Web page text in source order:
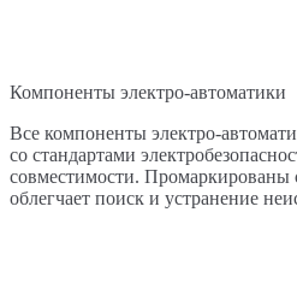
Компоненты электро-автоматики
Все компоненты электро-
со стандартами
совместимости. Промаркированы
облегчает поиск и устранение